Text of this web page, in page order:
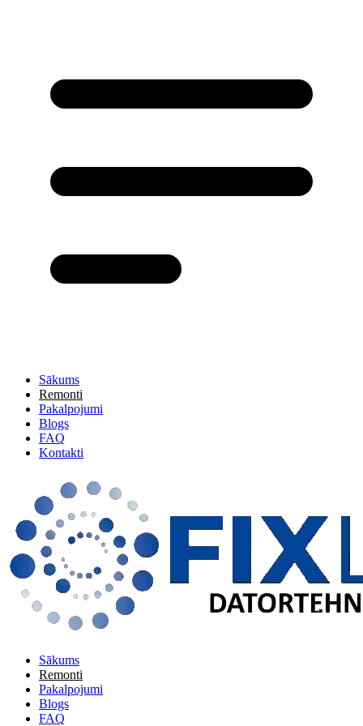
Sākums
Remonti
Pakalpojumi
Blogs
FAQ
Kontakti
Sākums
Remonti
Pakalpojumi
Blogs
FAQ